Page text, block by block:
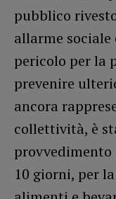
pubblico
allarme
pericolo per la
prevenire
ancora
collettività, è
10 giorni, per